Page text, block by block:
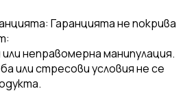
Гаранцията не покрива
неправомерна манипулация.
или стресови условия не се